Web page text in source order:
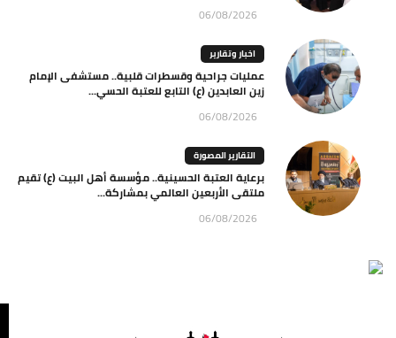
06/08/2026
اخبار وتقارير
عمليات جراحية وقسطرات قلبية.. مستشفى الإمام
زين العابدين (ع) التابع للعتبة الحسي...
06/08/2026
التقارير المصورة
برعاية العتبة الحسينية.. مؤسسة أهل البيت (ع) تقيم
ملتقى الأربعين العالمي بمشاركة...
06/08/2026